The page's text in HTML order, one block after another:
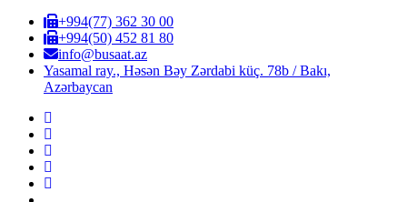
+994(77) 362 30 00
+994(50) 452 81 80
info@busaat.az
Yasamal ray., Həsən Bəy Zərdabi küç. 78b / Bakı,
Azərbaycan